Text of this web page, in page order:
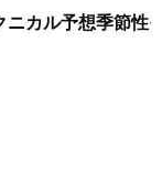
ニカル予想季節性